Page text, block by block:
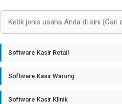
Software Kasir Retail
Software Kasir Warung
Software Kasir Klinik